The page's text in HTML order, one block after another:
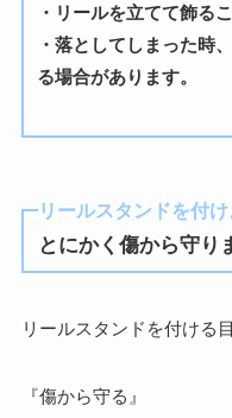
・リールを立てて飾る
・落としてしまった時
る場合があります。
リールスタンドを付
とにかく傷から守り
リールスタンドを付ける
『傷から守る』